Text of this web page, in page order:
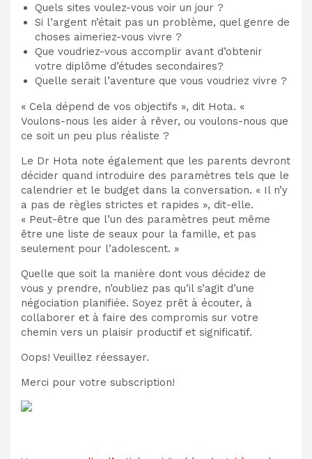
Quels sites voulez-vous voir un jour ?
Si l’argent n’était pas un problème, quel genre de
choses aimeriez-vous vivre ?
Que voudriez-vous accomplir avant d’obtenir
votre diplôme d’études secondaires?
Quelle serait l’aventure que vous voudriez vivre ?
« Cela dépend de vos objectifs », dit Hota. «
Voulons-nous les aider à rêver, ou voulons-nous que
ce soit un peu plus réaliste ?
Le Dr Hota note également que les parents devront
décider quand introduire des paramètres tels que le
calendrier et le budget dans la conversation. « Il n’y
a pas de règles strictes et rapides », dit-elle.
« Peut-être que l’un des paramètres peut même
être une liste de seaux pour la famille, et pas
seulement pour l’adolescent. »
Quelle que soit la manière dont vous décidez de
vous y prendre, n’oubliez pas qu’il s’agit d’une
négociation planifiée. Soyez prêt à écouter, à
collaborer et à faire des compromis sur votre
chemin vers un plaisir productif et significatif.
Oops! Veuillez réessayer.
Merci pour votre subscription!